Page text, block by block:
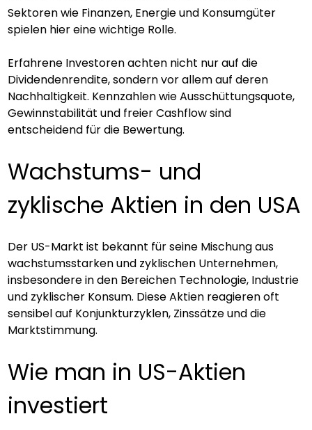
Sektoren wie Finanzen, Energie und Konsumgüter
spielen hier eine wichtige Rolle.
Erfahrene Investoren achten nicht nur auf die
Dividendenrendite, sondern vor allem auf deren
Nachhaltigkeit. Kennzahlen wie Ausschüttungsquote,
Gewinnstabilität und freier Cashflow sind
entscheidend für die Bewertung.
Wachstums- und
zyklische Aktien in den USA
Der US-Markt ist bekannt für seine Mischung aus
wachstumsstarken und zyklischen Unternehmen,
insbesondere in den Bereichen Technologie, Industrie
und zyklischer Konsum. Diese Aktien reagieren oft
sensibel auf Konjunkturzyklen, Zinssätze und die
Marktstimmung.
Wie man in US-Aktien
investiert